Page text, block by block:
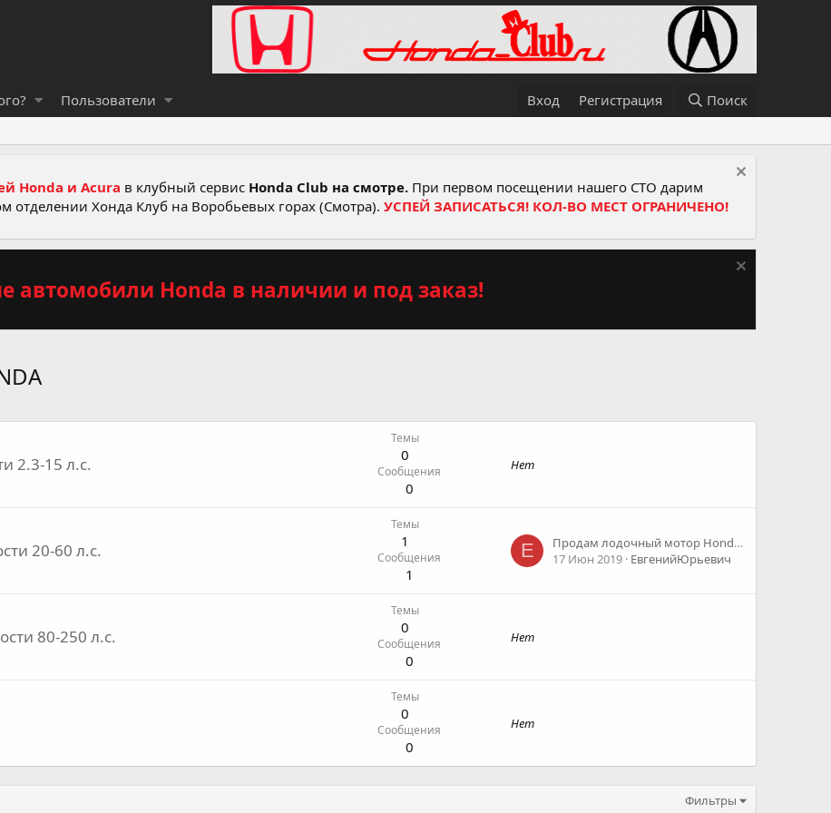
Пользователи Вход Регистрация Поиск
Honda и Acura в клубный сервис Honda Club на смотре. При первом посещении нашего СТО дарим
отделении Хонда Клуб на Воробьевых горах (Смотра). УСПЕЙ ЗАПИСАТЬСЯ! КОЛ-ВО МЕСТ ОГРАНИЧЕНО!
автомобили Honda в наличии и под заказ!
2.3-15 л.с.
Темы
0
Сообщения
0
Нет
20-60 л.с.
Темы
1
Сообщения
1
Е
Продам лодочный мотор Honda BF30, румпель
17 Июн 2019 ЕвгенийЮрьевич
80-250 л.с.
Темы
0
Сообщения
0
Нет
Темы
0
Сообщения
0
Нет
Фильтры